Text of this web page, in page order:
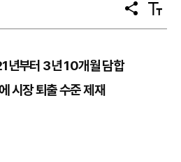
공
유
텍
스
년부터 3년 10개월 담합
시장 퇴출 수준 제재